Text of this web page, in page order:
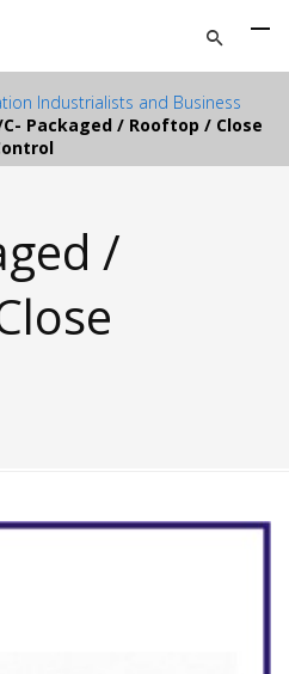
Industrialists and Business
Packaged / Rooftop / Close
/